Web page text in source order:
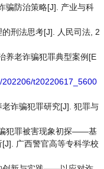
骗防治策略[J]. 产业与科
刑法思考[J]. 人民司法, 2
养老诈骗犯罪典型案例[E
202206/t20220617_5600
诈骗犯罪研究[J]. 犯罪与
犯罪被害现象初探——基
广西警官高等专科学校